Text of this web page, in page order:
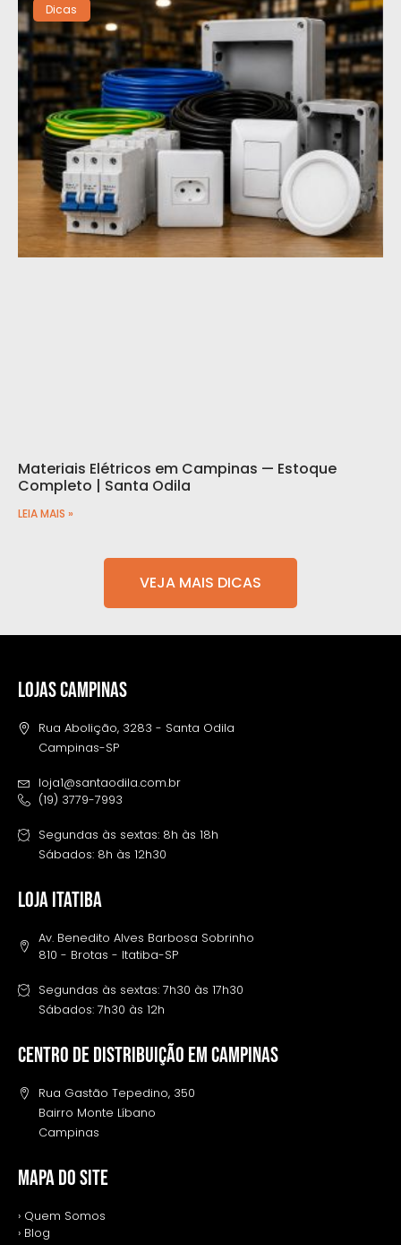
Dicas
Materiais Elétricos em Campinas — Estoque
Completo | Santa Odila
LEIA MAIS »
VEJA MAIS DICAS
LOJAS CAMPINAS
Rua Abolição, 3283 - Santa Odila
Campinas-SP
loja1@santaodila.com.br
(19) 3779-7993
Segundas às sextas: 8h às 18h
Sábados: 8h às 12h30
LOJA ITATIBA
Av. Benedito Alves Barbosa Sobrinho
810 - Brotas - Itatiba-SP
Segundas às sextas: 7h30 às 17h30
Sábados: 7h30 às 12h
Centro de distribuição em campinas
Rua Gastão Tepedino, 350
Bairro Monte Líbano
Campinas
MAPA DO SITE
› Quem Somos
› Blog